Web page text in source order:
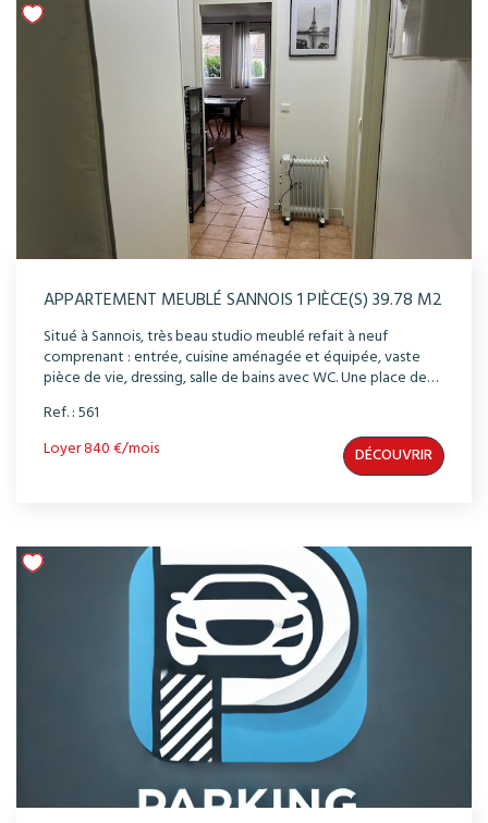
APPARTEMENT MEUBLÉ SANNOIS 1 PIÈCE(S) 39.78 M2
Situé à Sannois, très beau studio meublé refait à neuf
comprenant : entrée, cuisine aménagée et équipée, vaste
pièce de vie, dressing, salle de bains avec WC. Une place de
Ref. : 561
Loyer 840 €/mois
DÉCOUVRIR